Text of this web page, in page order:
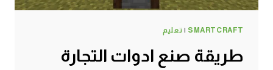
SMARTCRAFT
| تعليم
طريقة صنع ادوات التجارة